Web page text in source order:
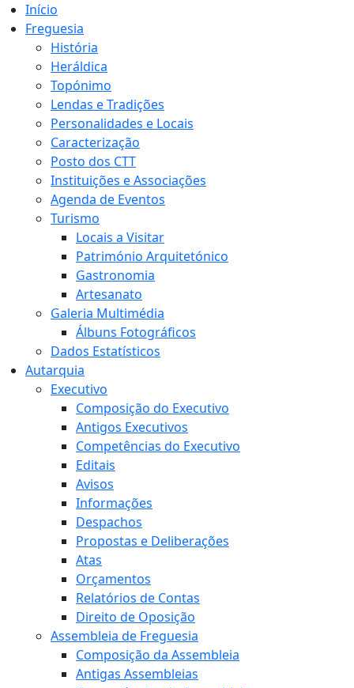
Início
Freguesia
História
Heráldica
Topónimo
Lendas e Tradições
Personalidades e Locais
Caracterização
Posto dos CTT
Instituições e Associações
Agenda de Eventos
Turismo
Locais a Visitar
Património Arquitetónico
Gastronomia
Artesanato
Galeria Multimédia
Álbuns Fotográficos
Dados Estatísticos
Autarquia
Executivo
Composição do Executivo
Antigos Executivos
Competências do Executivo
Editais
Avisos
Informações
Despachos
Propostas e Deliberações
Atas
Orçamentos
Relatórios de Contas
Direito de Oposição
Assembleia de Freguesia
Composição da Assembleia
Antigas Assembleias